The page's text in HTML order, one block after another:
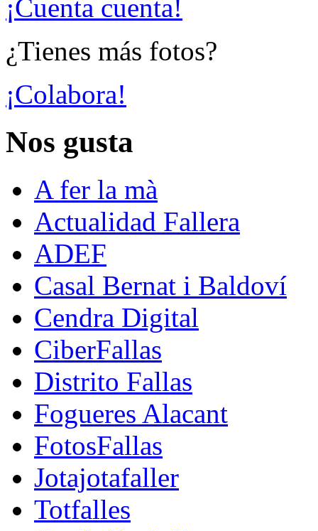
¡Cuenta cuenta!
¿Tienes más fotos?
¡Colabora!
Nos gusta
A fer la mà
Actualidad Fallera
ADEF
Casal Bernat i Baldoví
Cendra Digital
CiberFallas
Distrito Fallas
Fogueres Alacant
FotosFallas
Jotajotafaller
Totfalles